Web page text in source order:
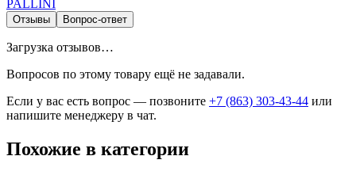
PALLINI
Отзывы Вопрос-ответ
Загрузка отзывов…
Вопросов по этому товару ещё не задавали.
Если у вас есть вопрос — позвоните +7 (863) 303-43-44 или
напишите менеджеру в чат.
Похожие в категории